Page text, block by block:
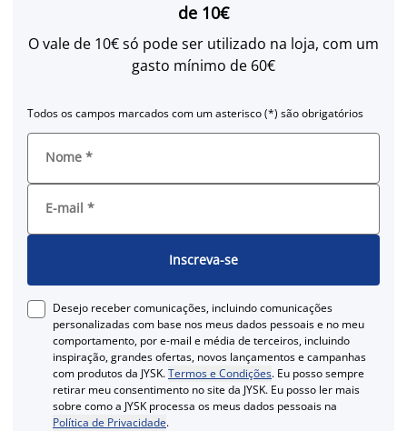
de 10€
O vale de 10€ só pode ser utilizado na loja, com um
gasto mínimo de 60€
Todos os campos marcados com um asterisco (*) são obrigatórios
Nome *
E-mail *
Inscreva-se
Desejo receber comunicações, incluindo comunicações
personalizadas com base nos meus dados pessoais e no meu
comportamento, por e-mail e média de terceiros, incluindo
inspiração, grandes ofertas, novos lançamentos e campanhas
com produtos da JYSK.Termos e Condições. Eu posso sempre
retirar meu consentimento no site da JYSK. Eu posso ler mais
sobre como a JYSK processa os meus dados pessoais na
Política de Privacidade.